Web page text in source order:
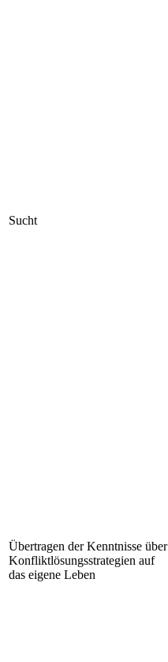
Sucht
Übertragen der Kenntnisse über
Konfliktlösungsstrategien auf
das eigene Leben